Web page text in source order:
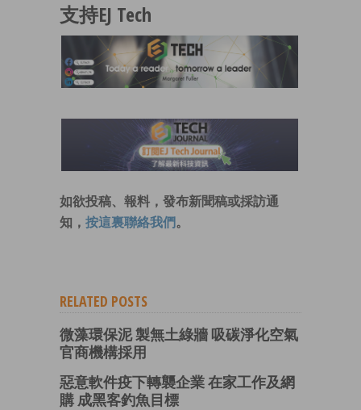
支持EJ Tech
如欲投稿、報料，發布新聞稿或採訪通
知， 按這裏聯絡我們 。
RELATED POSTS
微藻環保泥 製無土綠牆 吸碳淨化空氣
官商機構採用
惡意軟件疫下轉襲企業 在家工作及網
購 成黑客釣魚目標